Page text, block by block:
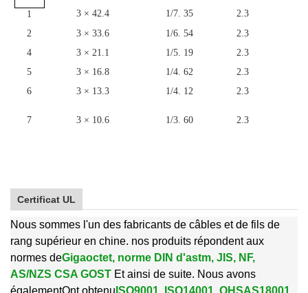
1 3 × 42.4 1/7. 35 2.3
2
3 × 33.6 1/6. 54 2.3
4
3 × 21.1 1/5. 19 2.3
5
3 × 16.8 1/4. 62 2.3
6
3 × 13.3 1/4. 12 2.3
7 3 × 10.6 1/3. 60 2.3
Certificat UL
Nous sommes l'un des fabricants de câbles et de fils de
rang supérieur en chine. nos produits répondent aux
normes deGigaoctet, norme DIN d'astm, JIS, NF,
AS/NZS CSA GOST Et ainsi de suite. Nous avons
égalementOnt obtenu ISO9001, ISO14001, OHSAS18001,